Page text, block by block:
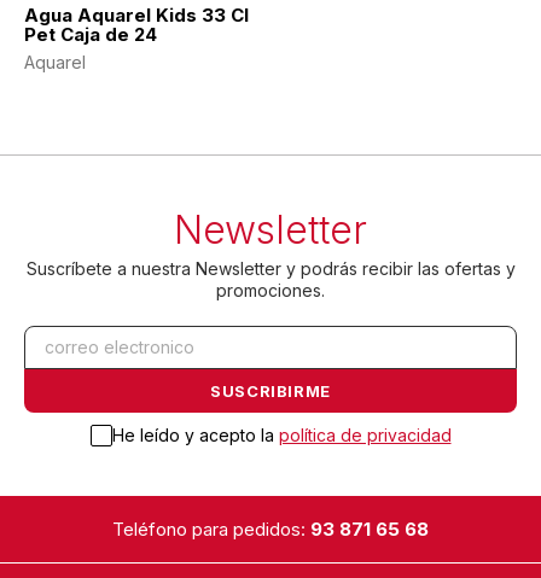
Agua Aquarel Kids 33 Cl
Pet Caja de 24
Aquarel
Newsletter
Suscríbete a nuestra Newsletter y podrás recibir las ofertas y
promociones.
He leído y acepto la política de privacidad
Teléfono para pedidos: 93 871 65 68